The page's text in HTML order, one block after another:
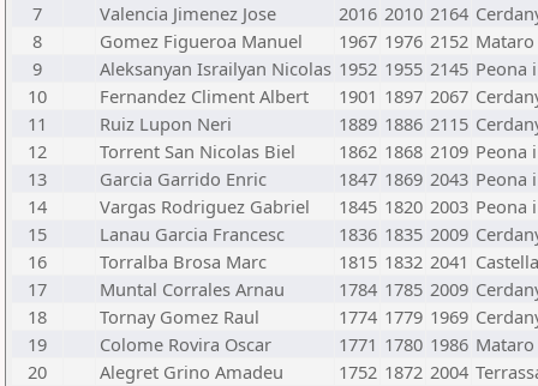
7
Valencia Jimenez Jose 2016 2010 2164
8
Gomez Figueroa Manuel 1967 1976 2152 Mataro
9
Aleksanyan Israilyan Nicolas 1952 1955 2145 Peona
10
Fernandez Climent Albert 1901 1897 2067
11
Ruiz Lupon Neri 1889 1886 2115
12
Torrent San Nicolas Biel 1862 1868 2109 Peona
13
Garcia Garrido Enric 1847 1869 2043 Peona
14
Vargas Rodriguez Gabriel 1845 1820 2003 Peona
15
Lanau Garcia Francesc 1836 1835 2009
16
Torralba Brosa Marc 1815 1832 2041
17
Muntal Corrales Arnau 1784 1785 2009
18
Tornay Gomez Raul 1774 1779 1969
19
Colome Rovira Oscar 1771 1780 1986 Mataro
20
Alegret Grino Amadeu 1752 1872 2004